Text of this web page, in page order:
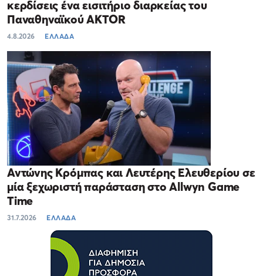
κερδίσεις ένα εισιτήριο διαρκείας του
Παναθηναϊκού AKTOR
4.8.2026 ΕΛΛΑΔΑ
Αντώνης Κρόμπας και Λευτέρης Ελευθερίου σε
μία ξεχωριστή παράσταση στο Allwyn Game
Time
31.7.2026 ΕΛΛΑΔΑ